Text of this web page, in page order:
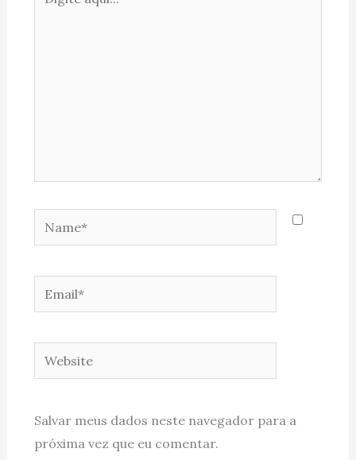
aqui...
Name*
Email*
Website
Salvar meus dados neste navegador para a
próxima vez que eu comentar.